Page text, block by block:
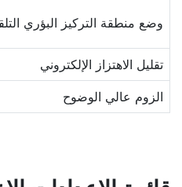
وضع منطقة التركيز البؤري
تقليل الاهتزاز الإلكتروني
الزوم عالي الوضوح